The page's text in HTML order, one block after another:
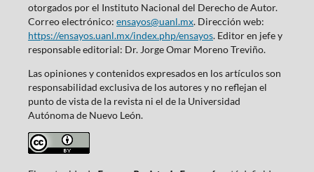
otorgados por el Instituto Nacional del Derecho de Autor.
Correo electrónico: ensayos@uanl.mx. Dirección web:
https://ensayos.uanl.mx/index.php/ensayos. Editor en jefe y
responsable editorial: Dr. Jorge Omar Moreno Treviño.
Las opiniones y contenidos expresados en los artículos son
responsabilidad exclusiva de los autores y no reflejan el
punto de vista de la revista ni el de la Universidad
Autónoma de Nuevo León.